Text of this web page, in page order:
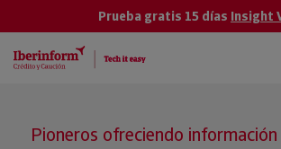
Prueba gratis 15 días Insight
Pioneros ofreciendo